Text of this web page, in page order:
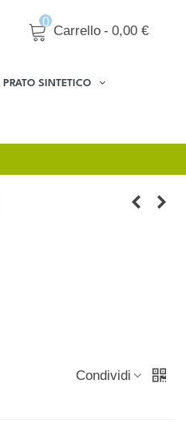
0
Carrello - 0,00 €
PRATO SINTETICO
Condividi